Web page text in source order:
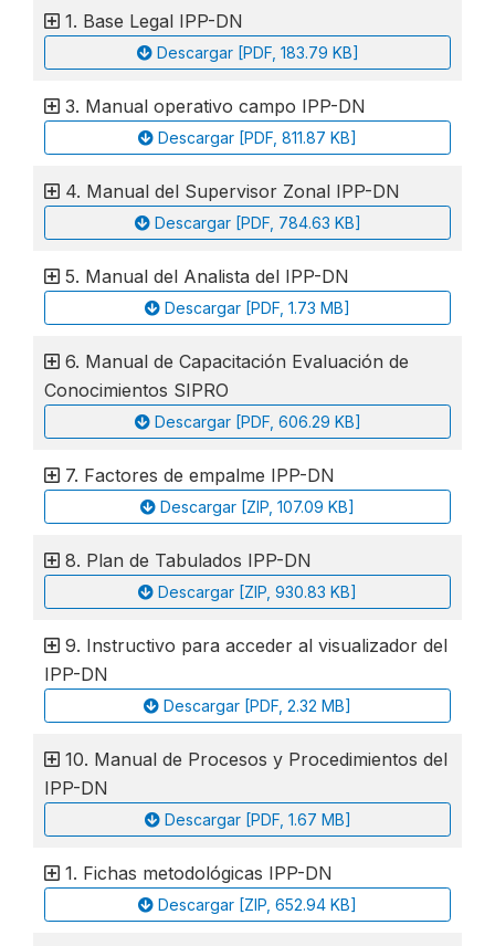
1. Base Legal IPP-DN
Descargar [PDF, 183.79 KB]
3. Manual operativo campo IPP-DN
Descargar [PDF, 811.87 KB]
4. Manual del Supervisor Zonal IPP-DN
Descargar [PDF, 784.63 KB]
5. Manual del Analista del IPP-DN
Descargar [PDF, 1.73 MB]
6. Manual de Capacitación Evaluación de
Conocimientos SIPRO
Descargar [PDF, 606.29 KB]
7. Factores de empalme IPP-DN
Descargar [ZIP, 107.09 KB]
8. Plan de Tabulados IPP-DN
Descargar [ZIP, 930.83 KB]
9. Instructivo para acceder al visualizador del
IPP-DN
Descargar [PDF, 2.32 MB]
10. Manual de Procesos y Procedimientos del
IPP-DN
Descargar [PDF, 1.67 MB]
1. Fichas metodológicas IPP-DN
Descargar [ZIP, 652.94 KB]